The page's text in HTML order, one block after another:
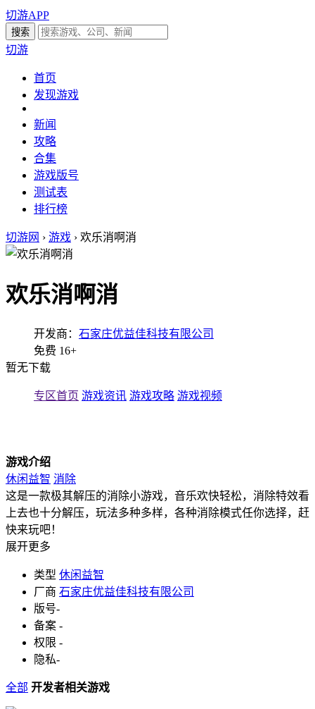
切游APP
切游
首页
发现游戏
新闻
攻略
合集
游戏版号
测试表
排行榜
切游网 › 游戏 › 欢乐消啊消
欢乐消啊消
开发商： 石家庄优益佳科技有限公司
免费 16+
暂无下载
专区首页 游戏资讯 游戏攻略 游戏视频
游戏介绍
休闲益智 消除
这是一款极其解压的消除小游戏，音乐欢快轻松，消除特效看
上去也十分解压，玩法多种多样，各种消除模式任你选择，赶
快来玩吧！
展开更多
类型 休闲益智
厂商 石家庄优益佳科技有限公司
版号-
备案 -
权限 -
隐私-
全部 开发者相关游戏